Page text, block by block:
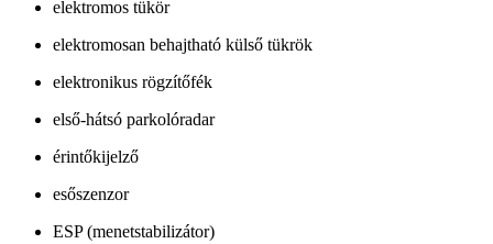
elektromos tükör
elektromosan behajtható külső tükrök
elektronikus rögzítőfék
első-hátsó parkolóradar
érintőkijelző
esőszenzor
ESP (menetstabilizátor)